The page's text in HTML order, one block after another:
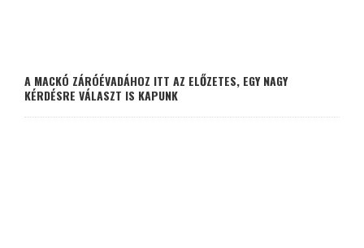
A MACKÓ ZÁRÓÉVADÁHOZ ITT AZ ELŐZETES, EGY NAGY
KÉRDÉSRE VÁLASZT IS KAPUNK